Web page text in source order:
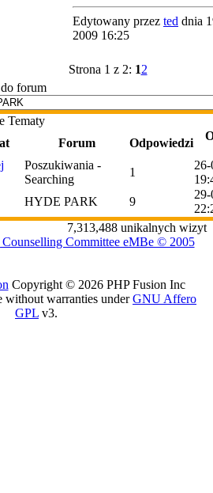
Edytowany przez ted dnia
2009 16:25
Strona 1 z 2: 12
forum
Tematy
Forum Odpowiedzi
Poszukiwania -
Searching
1
HYDE PARK 9
7,313,488 unikalnych wizyt
Committee eMBe © 2005
Copyright © 2026 PHP Fusion Inc
without warranties underGNU Affero
GPL v3.